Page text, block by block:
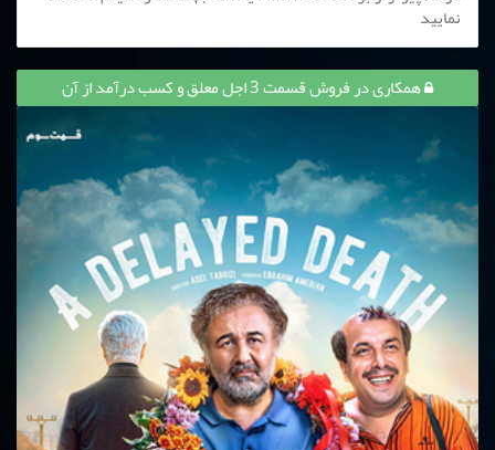
نمایید
همکاری در فروش قسمت 3 اجل معلق و کسب درآمد از آن